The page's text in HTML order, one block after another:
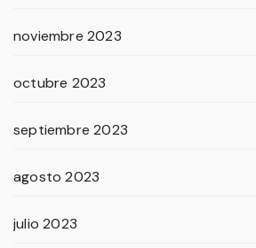
noviembre 2023
octubre 2023
septiembre 2023
agosto 2023
julio 2023